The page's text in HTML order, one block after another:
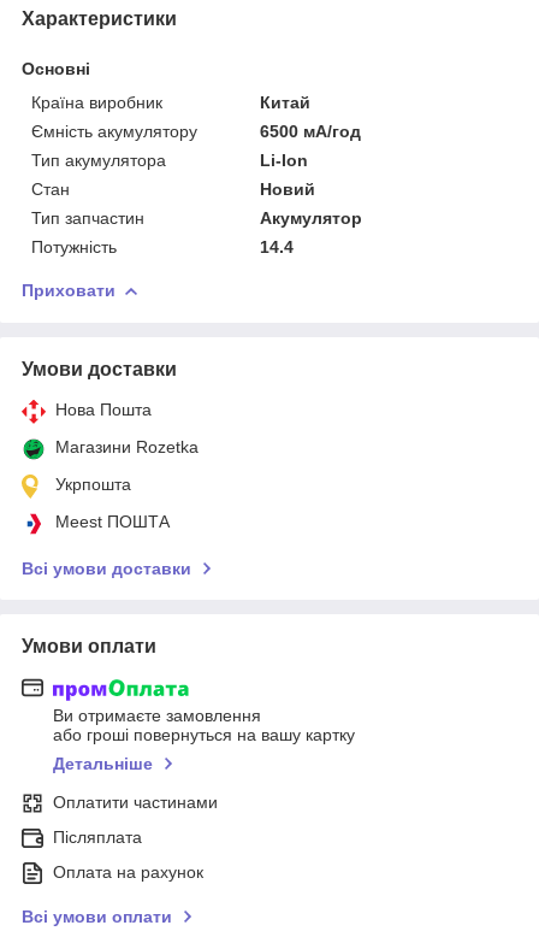
Характеристики
Основні
Країна виробник
Китай
Ємність акумулятору
6500 мА/год
Тип акумулятора
Li-Ion
Стан
Новий
Тип запчастин
Акумулятор
Потужність
14.4
Приховати
Умови доставки
Нова Пошта
Магазини Rozetka
Укрпошта
Meest ПОШТА
Всі умови доставки
Умови оплати
Ви отримаєте замовлення
або гроші повернуться на вашу картку
Детальніше
Оплатити частинами
Післяплата
Оплата на рахунок
Всі умови оплати